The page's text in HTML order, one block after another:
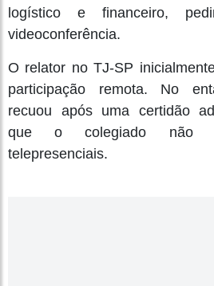
logístico e financeiro,
videoconferência.
O relator no TJ-SP
participação remota. No
recuou após uma certidão
que o colegiado não
telepresenciais.